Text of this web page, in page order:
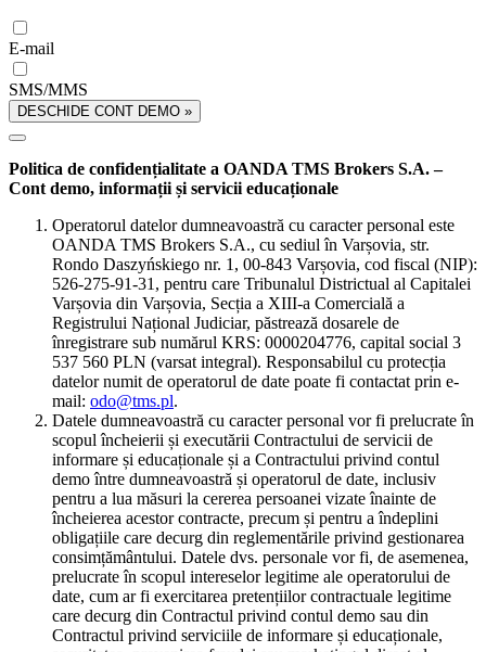
E-mail
SMS/MMS
DESCHIDE CONT DEMO »
Politica de confidențialitate a OANDA TMS Brokers S.A. –
Cont demo, informații și servicii educaționale
Operatorul datelor dumneavoastră cu caracter personal este
OANDA TMS Brokers S.A., cu sediul în Varșovia, str.
Rondo Daszyńskiego nr. 1, 00-843 Varșovia, cod fiscal (NIP):
526-275-91-31, pentru care Tribunalul Districtual al Capitalei
Varșovia din Varșovia, Secția a XIII-a Comercială a
Registrului Național Judiciar, păstrează dosarele de
înregistrare sub numărul KRS: 0000204776, capital social 3
537 560 PLN (varsat integral). Responsabilul cu protecția
datelor numit de operatorul de date poate fi contactat prin e-
mail: odo@tms.pl.
Datele dumneavoastră cu caracter personal vor fi prelucrate în
scopul încheierii și executării Contractului de servicii de
informare și educaționale și a Contractului privind contul
demo între dumneavoastră și operatorul de date, inclusiv
pentru a lua măsuri la cererea persoanei vizate înainte de
încheierea acestor contracte, precum și pentru a îndeplini
obligațiile care decurg din reglementările privind gestionarea
consimțământului. Datele dvs. personale vor fi, de asemenea,
prelucrate în scopul intereselor legitime ale operatorului de
date, cum ar fi exercitarea pretențiilor contractuale legitime
care decurg din Contractul privind contul demo sau din
Contractul privind serviciile de informare și educaționale,